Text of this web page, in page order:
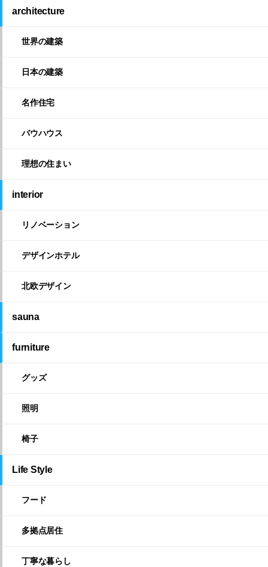
architecture
世界の建築
日本の建築
名作住宅
バウハウス
理想の住まい
interior
リノベーション
デザインホテル
北欧デザイン
sauna
furniture
グッズ
照明
椅子
Life Style
フード
多拠点居住
丁寧な暮らし